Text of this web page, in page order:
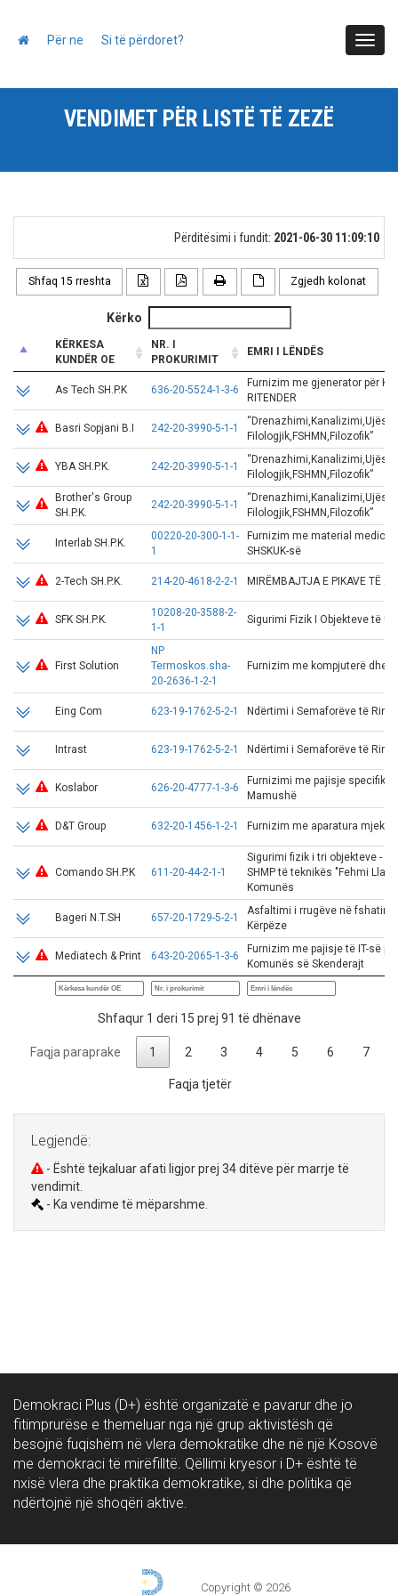
Për ne Si të përdoret?
VENDIMET PËR LISTË TË ZEZË
Përditësimi i fundit: 2021-06-30 11:09:10
Shfaq 15 rreshta Zgjedh kolonat
Kërko
KËRKESA
KUNDËR OE
NR. I
PROKURIMIT
EMRI I LËNDËS
KUNDËR OE
PROKURIMIT
EMRI I LËNDËS
As Tech SH.P.K
636-20-5524-1-3-6
Furnizim me gjenerator për
RITENDER
Basri Sopjani B.I 242-20-3990-5-1-1
Filologjik,FSHMN,Filozofik”
YBA SH.P.K. 242-20-3990-5-1-1
Filologjik,FSHMN,Filozofik”
Brother's Group
SH.P.K.
242-20-3990-5-1-1
Filologjik,FSHMN,Filozofik”
Interlab SH.P.K.
00220-20-300-1-1-
1
Furnizim me material
SHSKUK-së
2-Tech SH.P.K. 214-20-4618-2-2-1 MIRËMBAJTJA E PIKAVE TË
SFK SH.P.K.
10208-20-3588-2-
1-1
Sigurimi Fizik I Objekteve të
First Solution
NP
Termoskos.sha-
20-2636-1-2-1
Furnizim me kompjuterë dhe
Eing Com 623-19-1762-5-2-1 Ndërtimi i Semaforëve të Rinjë
Intrast 623-19-1762-5-2-1 Ndërtimi i Semaforëve të Rinjë
Koslabor 626-20-4777-1-3-6
Furnizimi me pajisje specifike
Mamushë
D&T Group 632-20-1456-1-2-1 Furnizim me aparatura
Comando SH.P.K 611-20-44-2-1-1
Sigurimi fizik i tri objekteve -
SHMP të teknikës "Fehmi
Komunës
Bageri N.T.SH 657-20-1729-5-2-1
Asfaltimi i rrugëve në fshatin
Kërpëze
Mediatech & Print 643-20-2065-1-3-6
Furnizim me pajisje të IT-së
Komunës së Skenderajt
Shfaqur 1 deri 15 prej 91 të dhënave
Faqja paraprake 1 2 3 4 5 6 7
Faqja tjetër
Legjendë:
- Është tejkaluar afati ligjor prej 34 ditëve për marrje të
vendimit.
- Ka vendime të mëparshme.
Demokraci Plus (D+) është organizatë e pavarur dhe jo
fitimprurëse e themeluar nga një grup aktivistësh që
besojnë fuqishëm në vlera demokratike dhe në një Kosovë
me demokraci të mirëfilltë. Qëllimi kryesor i D+ është të
nxisë vlera dhe praktika demokratike, si dhe politika që
ndërtojnë një shoqëri aktive.
Copyright © 2026